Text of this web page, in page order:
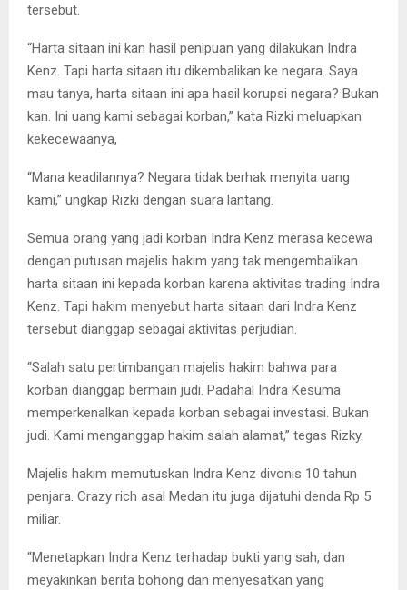
tersebut.
“Harta sitaan ini kan hasil penipuan yang dilakukan Indra
Kenz. Tapi harta sitaan itu dikembalikan ke negara. Saya
mau tanya, harta sitaan ini apa hasil korupsi negara? Bukan
kan. Ini uang kami sebagai korban,” kata Rizki meluapkan
kekecewaanya,
“Mana keadilannya? Negara tidak berhak menyita uang
kami,” ungkap Rizki dengan suara lantang.
Semua orang yang jadi korban Indra Kenz merasa kecewa
dengan putusan majelis hakim yang tak mengembalikan
harta sitaan ini kepada korban karena aktivitas trading Indra
Kenz. Tapi hakim menyebut harta sitaan dari Indra Kenz
tersebut dianggap sebagai aktivitas perjudian.
“Salah satu pertimbangan majelis hakim bahwa para
korban dianggap bermain judi. Padahal Indra Kesuma
memperkenalkan kepada korban sebagai investasi. Bukan
judi. Kami menganggap hakim salah alamat,” tegas Rizky.
Majelis hakim memutuskan Indra Kenz divonis 10 tahun
penjara. Crazy rich asal Medan itu juga dijatuhi denda Rp 5
miliar.
“Menetapkan Indra Kenz terhadap bukti yang sah, dan
meyakinkan berita bohong dan menyesatkan yang